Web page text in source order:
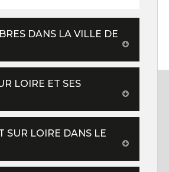
DANS LA VILLE DE
LOIRE ET SES
SUR LOIRE DANS LE